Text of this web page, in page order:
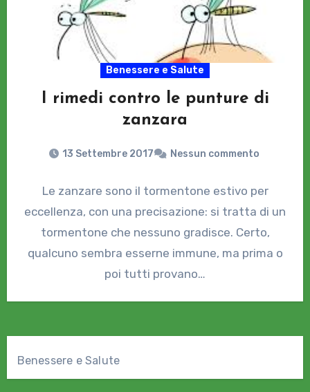
Benessere e Salute
I rimedi contro le punture di
zanzara
13 Settembre 2017 Nessun commento
Le zanzare sono il tormentone estivo per
eccellenza, con una precisazione: si tratta di un
tormentone che nessuno gradisce. Certo,
qualcuno sembra esserne immune, ma prima o
poi tutti provano…
Benessere e Salute